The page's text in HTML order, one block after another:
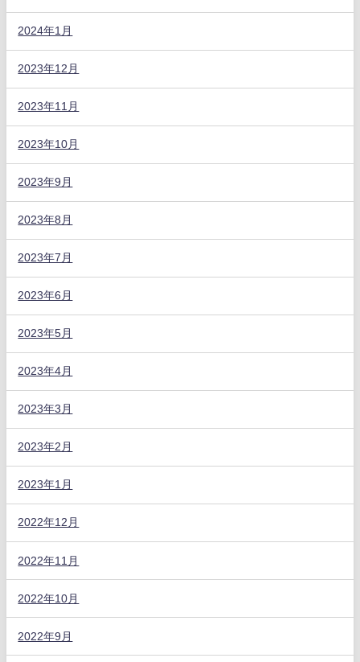
2024年1月
2023年12月
2023年11月
2023年10月
2023年9月
2023年8月
2023年7月
2023年6月
2023年5月
2023年4月
2023年3月
2023年2月
2023年1月
2022年12月
2022年11月
2022年10月
2022年9月